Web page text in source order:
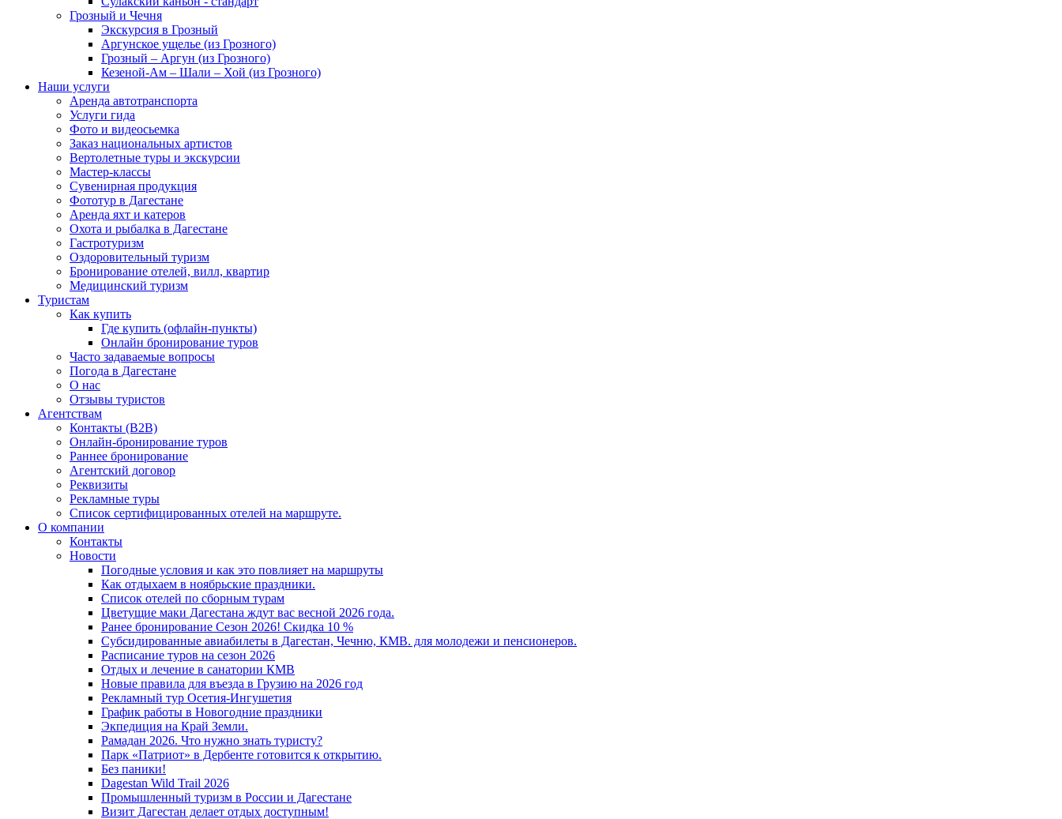
Грозный и Чечня
Экскурсия в Грозный
Аргунское ущелье (из Грозного)
Грозный – Аргун (из Грозного)
Кезеной-Ам – Шали – Хой (из Грозного)
Наши услуги
Аренда автотранспорта
Услуги гида
Фото и видеосьемка
Заказ национальных артистов
Вертолетные туры и экскурсии
Мастер-классы
Сувенирная продукция
Фототур в Дагестане
Аренда яхт и катеров
Охота и рыбалка в Дагестане
Гастротуризм
Оздоровительный туризм
Бронирование отелей, вилл, квартир
Медицинский туризм
Туристам
Как купить
Где купить (офлайн-пункты)
Онлайн бронирование туров
Часто задаваемые вопросы
Погода в Дагестане
О нас
Отзывы туристов
Агентствам
Контакты (B2B)
Онлайн-бронирование туров
Раннее бронирование
Агентский договор
Реквизиты
Рекламные туры
Список сертифицированных отелей на маршруте.
О компании
Контакты
Новости
Погодные условия и как это повлияет на маршруты
Как отдыхаем в ноябрьские праздники.
Список отелей по сборным турам
Цветущие маки Дагестана ждут вас весной 2026 года.
Ранее бронирование Сезон 2026! Скидка 10 %
Субсидированные авиабилеты в Дагестан, Чечню, КМВ. для молодежи и пенсионеров.
Расписание туров на сезон 2026
Отдых и лечение в санатории КМВ
Новые правила для въезда в Грузию на 2026 год
Рекламный тур Осетия-Ингушетия
График работы в Новогодние праздники
Экпедиция на Край Земли.
Рамадан 2026. Что нужно знать туристу?
Парк «Патриот» в Дербенте готовится к открытию.
Без паники!
Dagestan Wild Trail 2026
Промышленный туризм в России и Дагестане
Визит Дагестан делает отдых доступным!